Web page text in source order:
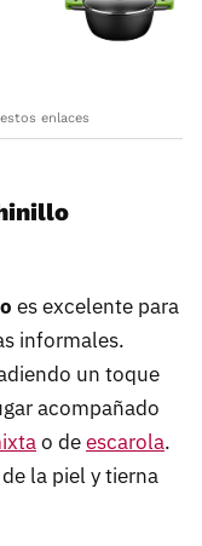
enlaces
es excelente para
informales.
un toque
acompañado
o deescarola.
la piel y tierna